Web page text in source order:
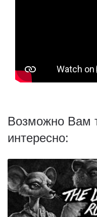
Возможно Вам
интересно: